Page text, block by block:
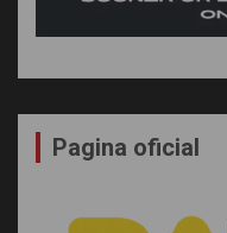
Pagina oficial